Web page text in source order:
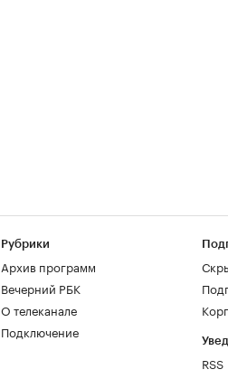
Рубрики
Архив программ
Вечерний РБК
О телеканале
Подключение
RSS